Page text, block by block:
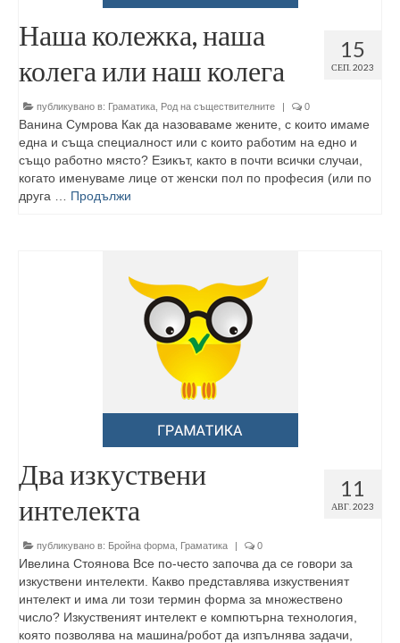
15
СЕП. 2023
Наша колежка, наша
колега или наш колега
публикувано в: Граматика Род на съществителните | 0
Ванина Сумрова Как да назоваваме жените, с които имаме
една и съща специалност или с които работим на едно и
също работно място? Езикът, както в почти всички случаи,
когато именуваме лице от женски пол по професия (или по
друга … Продължи
11
АВГ. 2023
Два изкуствени
интелекта
публикувано в: Бройна форма Граматика | 0
Ивелина Стоянова Все по-често започва да се говори за
изкуствени интелекти. Какво представлява изкуственият
интелект и има ли този термин форма за множествено
число? Изкуственият интелект е компютърна технология,
която позволява на машина/робот да изпълнява задачи,